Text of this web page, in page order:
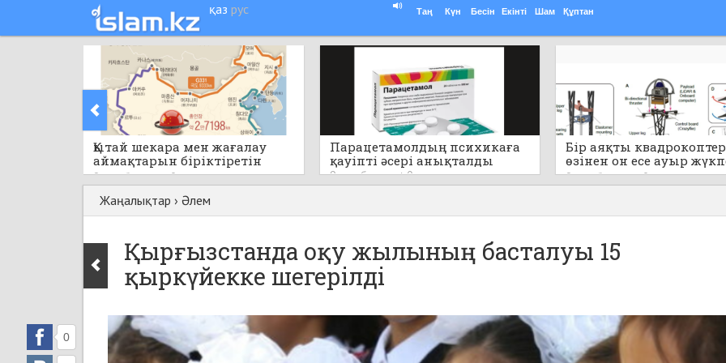
қаз рус Таң Күн Бесін Екінті Шам Құптан
Қытай шекара мен жағалау
аймақтарын біріктіретін
бірегей стратегиялық жобаны
қолға алады
9 сағат бұрын 0
Парацетамолдың психикаға
қауіпті әсері анықталды
9 сағат бұрын 0
Бір аяқты квадрокоптер
өзінен он есе ауыр
секіре алады (видео)
9 сағат бұрын 0
Жаңалықтар › Әлем
Қырғызстанда оқу жылының басталуы 15
қыркүйекке шегерілді
0